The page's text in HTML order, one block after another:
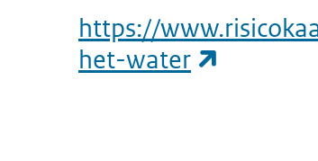
https://
het-water